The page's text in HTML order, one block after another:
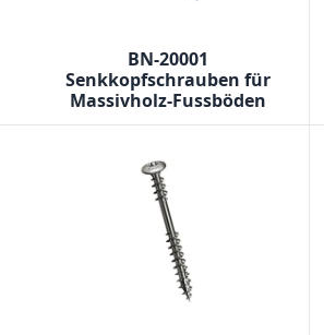
BN-20001
Senkkopfschrauben für
Massivholz-Fussböden